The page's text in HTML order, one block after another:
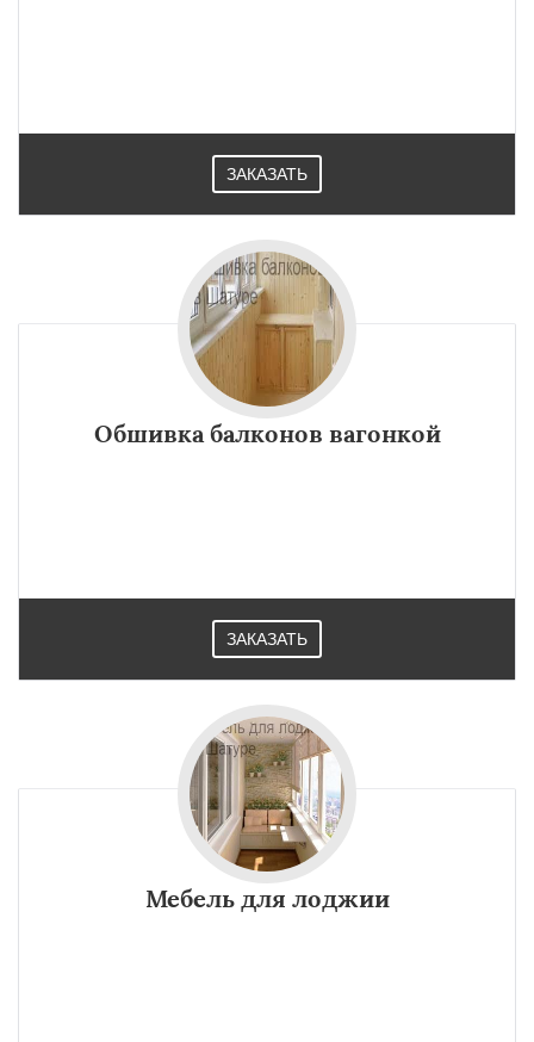
ЗАКАЗАТЬ
Обшивка балконов вагонкой
ЗАКАЗАТЬ
Мебель для лоджии